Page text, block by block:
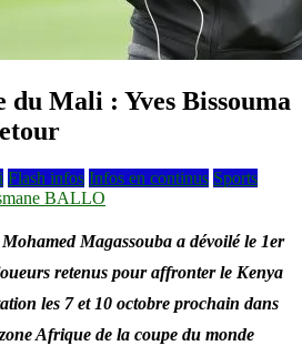
du Mali : Yves Bissouma
Flash infos Infos en continus Sports
BALLO
Magassouba a dévoilé le 1er
retenus pour affronter le Kenya
les 7 et 10 octobre prochain dans
Afrique de la coupe du monde